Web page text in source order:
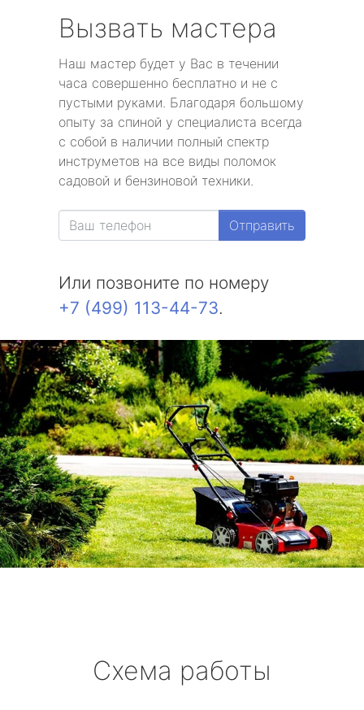
Вызвать мастера
Наш мастер будет у Вас в течении
часа совершенно бесплатно и не с
пустыми руками. Благодаря большому
опыту за спиной у специалиста всегда
с собой в наличии полный спектр
инструметов на все виды поломок
садовой и бензиновой техники.
Отправить
Или позвоните по номеру
+7 (499) 113-44-73.
Схема работы